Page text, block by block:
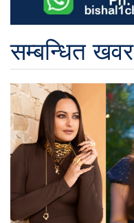
सम्बन्धित खवर